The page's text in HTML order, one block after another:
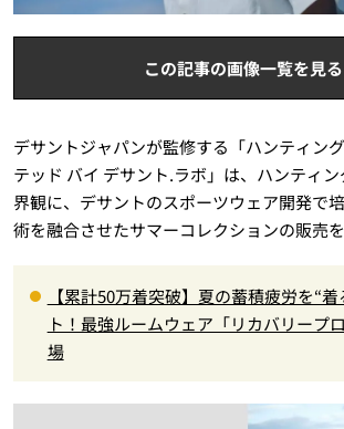
この記事の画像一覧を見る
デサントジャパンが監修する「ハンティン
テッド バイ デサント.ラボ」は、ハンティ
界観に、デサントのスポーツウェア開発で
術を融合させたサマーコレクションの販売を
【累計50万着突破】夏の蓄積疲労を“
ト！最強ルームウェア「リカバリープ
場